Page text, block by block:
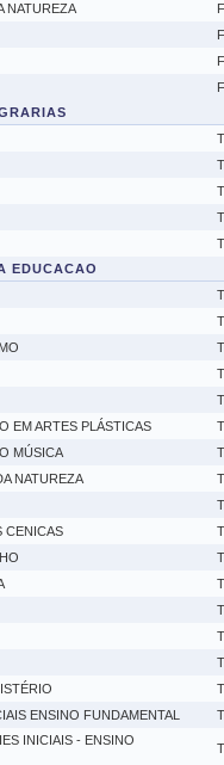
NATUREZA
EDUCACAO
EM ARTES PLÁSTICAS
MÚSICA
NATUREZA
CENICAS
ENSINO FUNDAMENTAL
INICIAIS - ENSINO